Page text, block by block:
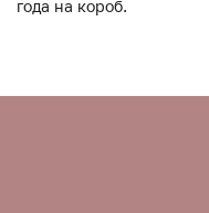
года на короб.